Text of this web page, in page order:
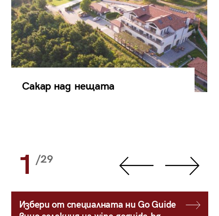
Сакар над нещата
1 /29
Избери от специалната ни Go Guide